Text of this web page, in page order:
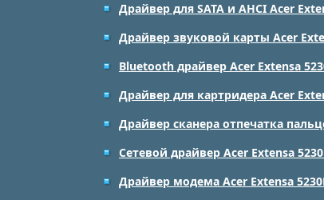
Драйвер для SATA и AHCI Acer
Драйвер звуковой карты Acer
Bluetooth драйвер Acer Extensa
Драйвер для картридера Acer
Драйвер сканера отпечатка
Сетевой драйвер Acer Extensa
Драйвер модема Acer Extensa